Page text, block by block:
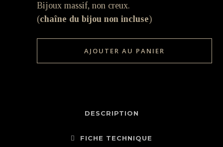
Bijoux massif, non creux.
(chaîne du bijou non incluse)
sensuelle
AJOUTER AU PANIER
DESCRIPTION
FICHE TECHNIQUE